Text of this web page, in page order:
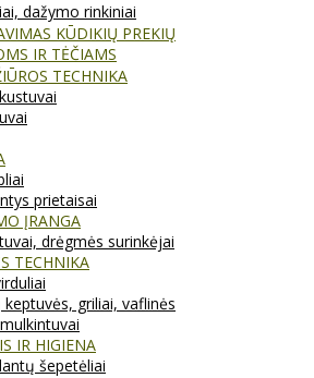
dažymo rinkiniai
KŪDIKIŲ PREKIŲ
IR TĖČIAMS
TECHNIKA
prietaisai
ĮRANGA
drėgmės surinkėjai
TECHNIKA
griliai, vaflinės
IR HIGIENA
šepetėliai